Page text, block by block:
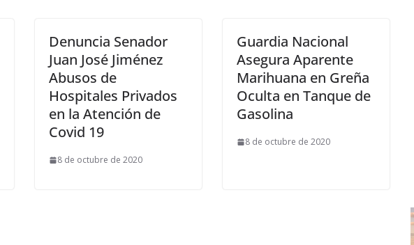
Denuncia Senador
Juan José Jiménez
Abusos de
Hospitales Privados
en la Atención de
Covid 19
8 de octubre de 2020
Guardia Nacional
Asegura Aparente
Marihuana en Greña
Oculta en Tanque de
Gasolina
8 de octubre de 2020